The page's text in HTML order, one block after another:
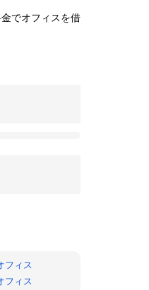
でオフィスを借
フィス
フィス